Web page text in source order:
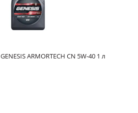
ARMORTECH CN 5W-40 1 л